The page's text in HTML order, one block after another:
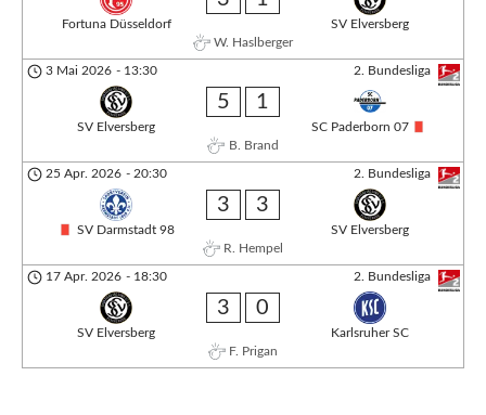
Fortuna Düsseldorf
SV Elversberg
W. Haslberger
2. Bundesliga
3 Mai 2026 - 13:30
SV Elversberg
5 1
SC Paderborn 07
B. Brand
2. Bundesliga
25 Apr. 2026 - 20:30
SV Darmstadt 98
3 3
SV Elversberg
R. Hempel
2. Bundesliga
17 Apr. 2026 - 18:30
SV Elversberg
3 0
Karlsruher SC
F. Prigan